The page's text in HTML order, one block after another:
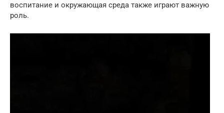
воспитание и окружающая среда также играют важную
роль.